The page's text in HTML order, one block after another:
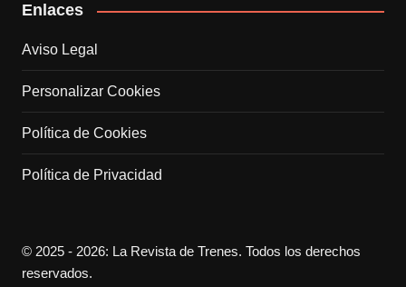
Enlaces
Aviso Legal
Personalizar Cookies
Política de Cookies
Política de Privacidad
© 2025 - 2026: La Revista de Trenes. Todos los derechos
reservados.